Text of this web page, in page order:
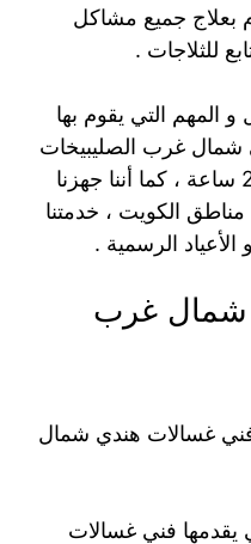
بعلاج جميع مشاكل
للثلاجات .
و المهم التي يقوم بها
شمال غرب الصليبيخات
حيث أنه متواجد على مدار 24 ساعة ، كما أننا جهزنا
الكويت ، خدمتنا
الرسمية .
شمال غرب
فني غسالات هندي شمال
يقدمها فني غسالات